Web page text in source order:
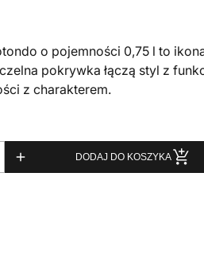
o pojemności 0,75 l to
pokrywka łączą styl z
z charakterem.
kuchenny; 0,75 l
DODAJ DO KOSZYKA